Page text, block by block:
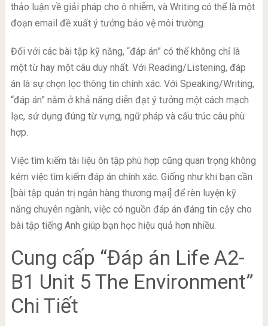
thảo luận về giải pháp cho ô nhiễm, và Writing có thể là một
đoạn email đề xuất ý tưởng bảo vệ môi trường.
Đối với các bài tập kỹ năng, “đáp án” có thể không chỉ là
một từ hay một câu duy nhất. Với Reading/Listening, đáp
án là sự chọn lọc thông tin chính xác. Với Speaking/Writing,
“đáp án” nằm ở khả năng diễn đạt ý tưởng một cách mạch
lạc, sử dụng đúng từ vựng, ngữ pháp và cấu trúc câu phù
hợp.
Việc tìm kiếm tài liệu ôn tập phù hợp cũng quan trọng không
kém việc tìm kiếm đáp án chính xác. Giống như khi bạn cần
[bài tập quản trị ngân hàng thương mại] để rèn luyện kỹ
năng chuyên ngành, việc có nguồn đáp án đáng tin cậy cho
bài tập tiếng Anh giúp bạn học hiệu quả hơn nhiều.
Cung cấp “Đáp án Life A2-
B1 Unit 5 The Environment”
Chi Tiết